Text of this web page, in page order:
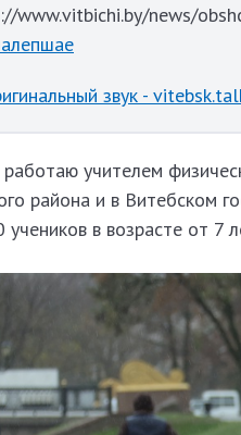
www.vitbichi.by/news/
звук -
учителем
района и в Витебском
учеников в возрасте от 7